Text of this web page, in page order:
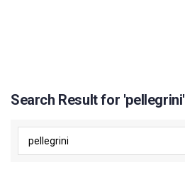
Search Result for 'pellegrini'